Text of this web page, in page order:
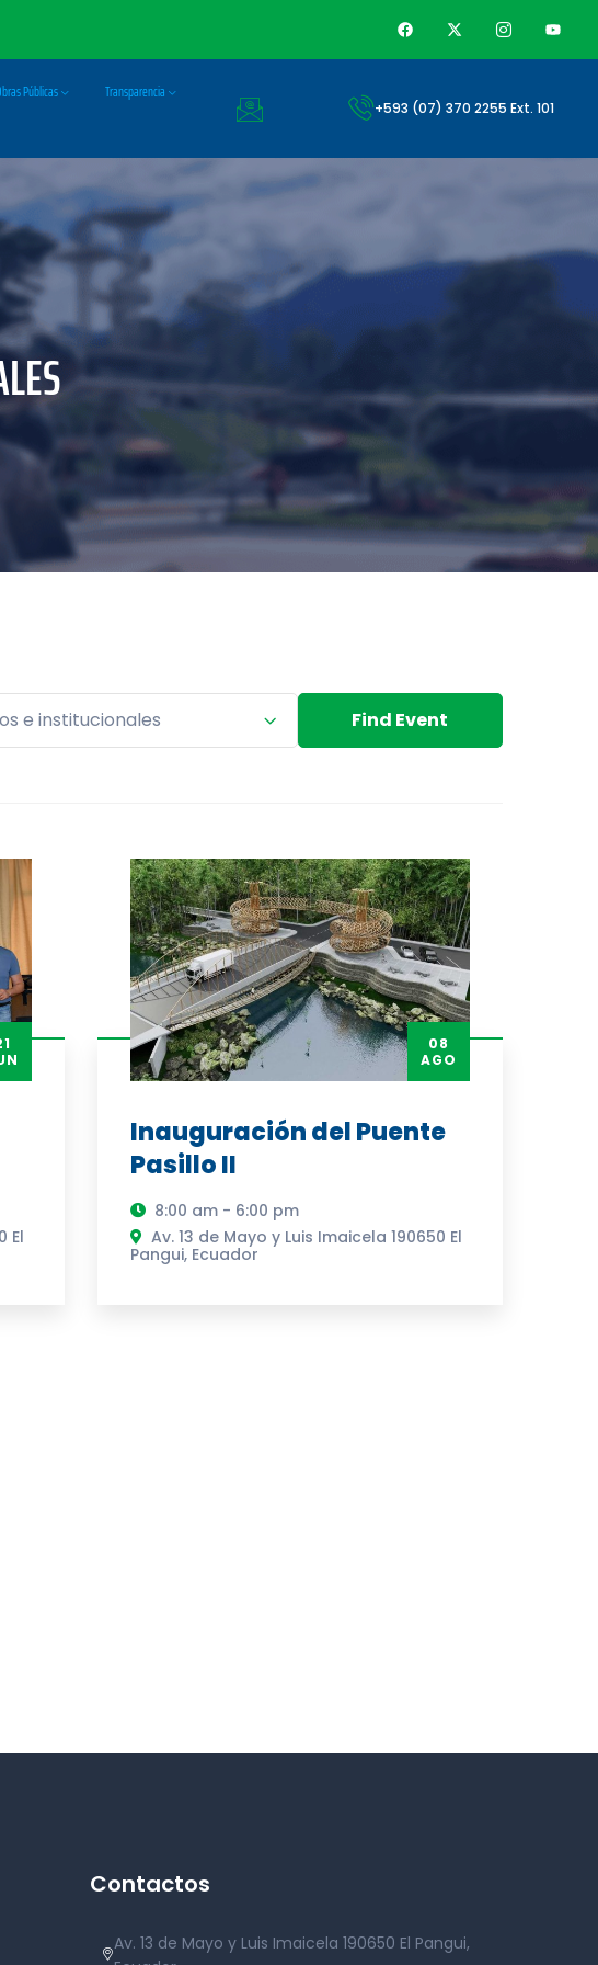
Públicas
Transparencia
+593 (07) 370 2255 Ext. 101
e institucionales
El
08
AGO
Inauguración del Puente
Pasillo II
8:00 am - 6:00 pm
Av. 13 de Mayo y Luis Imaicela 190650 El
Pangui, Ecuador
Contactos
Av. 13 de Mayo y Luis Imaicela 190650 El Pangui,